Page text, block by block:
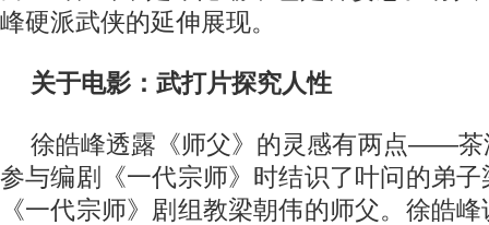
峰硬派武侠的延伸展现。
关于电影：武打片探究人性
徐皓峰透露《师父》的灵感有两点——茶
参与编剧《一代宗师》时结识了叶问的弟
《一代宗师》剧组教梁朝伟的师父。徐皓